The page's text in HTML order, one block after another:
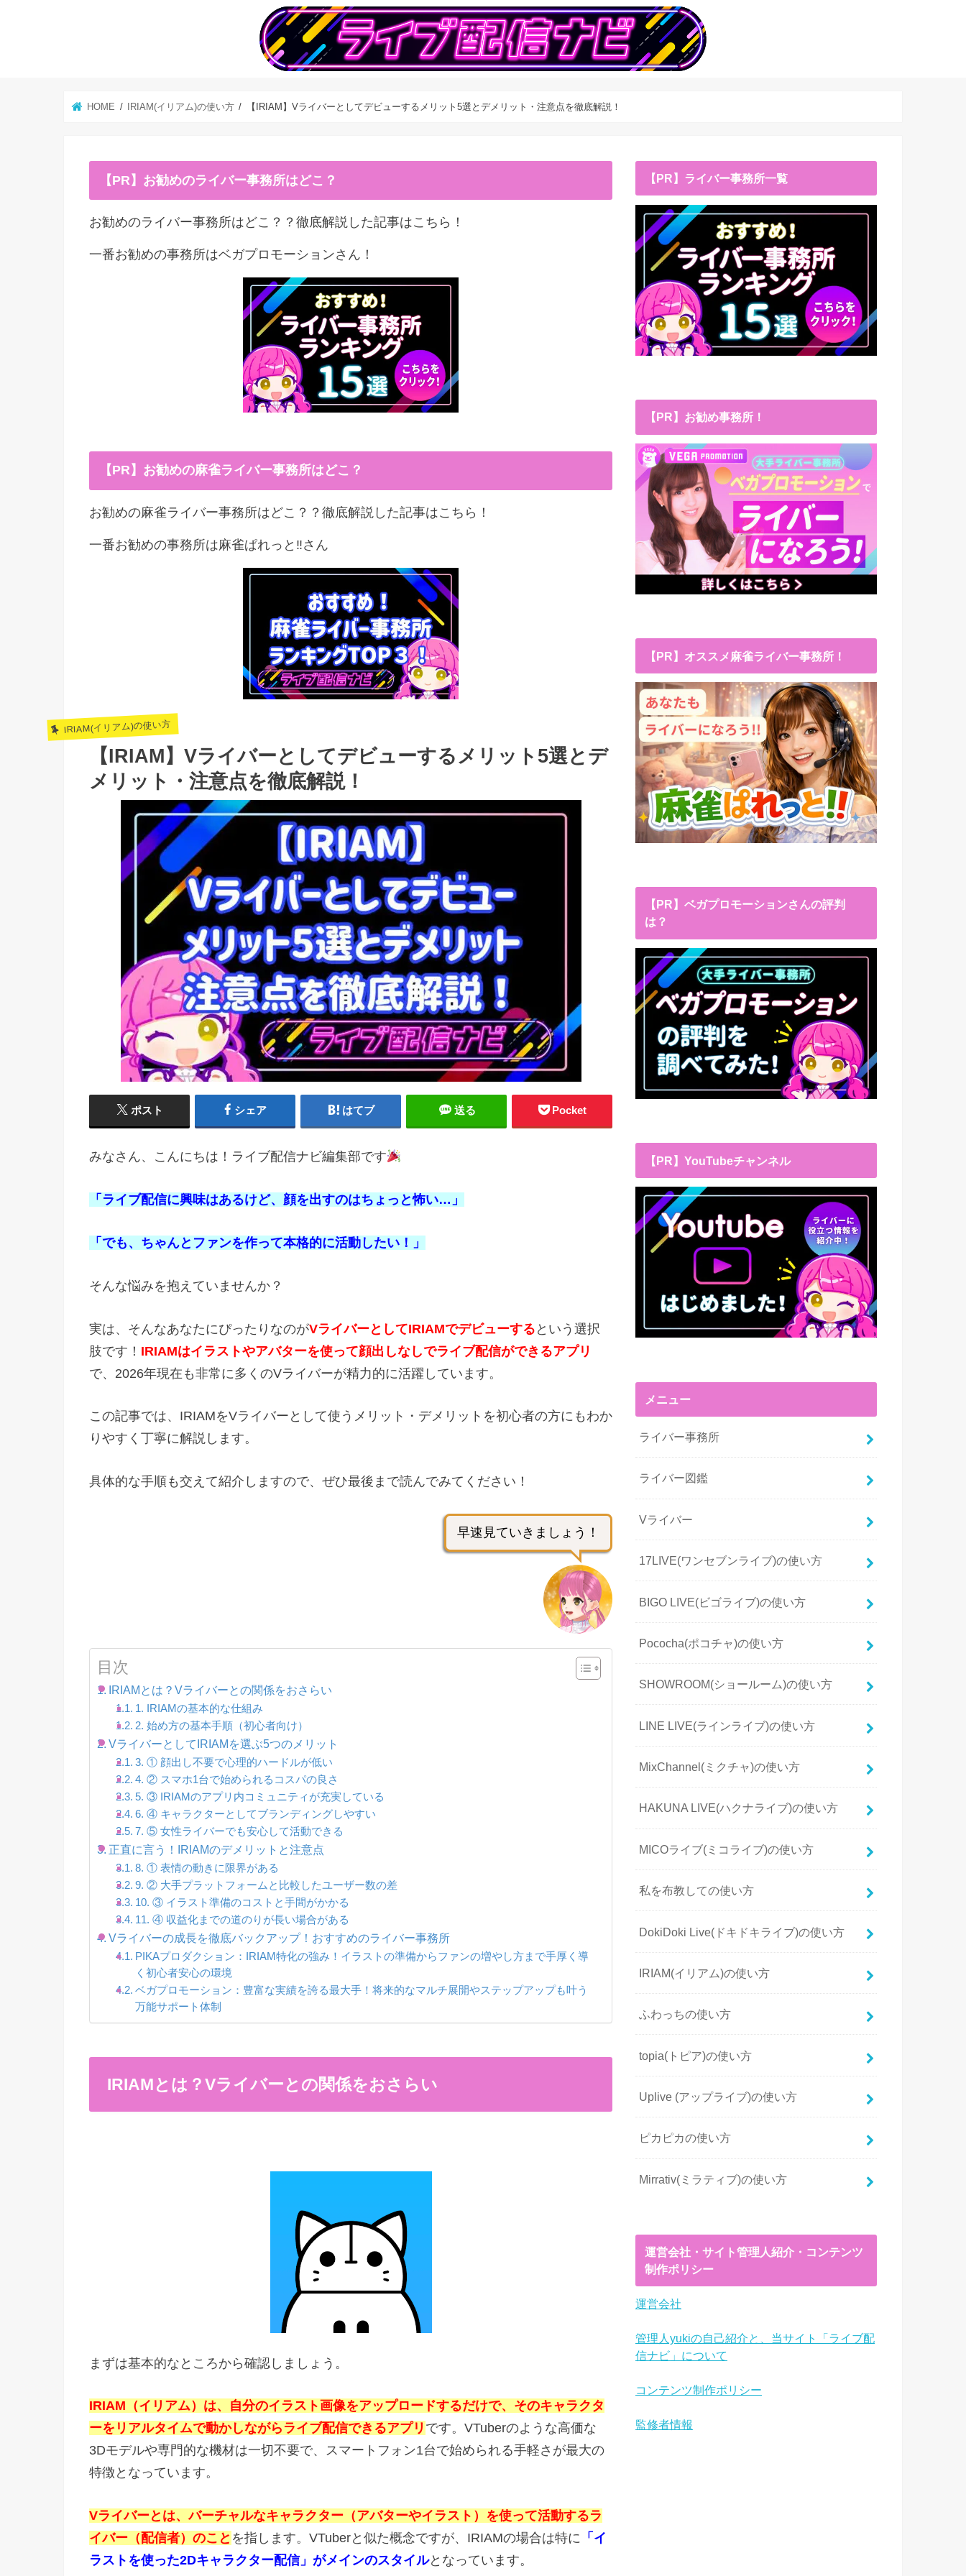
HOME IRIAM(イリアム)の使い方 【IRIAM】Vライバーとしてデビューするメリット5選とデメリット・注意点を徹底解説！
【PR】お勧めのライバー事務所はどこ？
お勧めのライバー事務所はどこ？？徹底解説した記事はこちら！
一番お勧めの事務所はベガプロモーションさん！
【PR】お勧めの麻雀ライバー事務所はどこ？
お勧めの麻雀ライバー事務所はどこ？？徹底解説した記事はこちら！
一番お勧めの事務所は麻雀ぱれっと‼︎さん
IRIAM(イリアム)の使い方
【IRIAM】Vライバーとしてデビューするメリット5選とデ
メリット・注意点を徹底解説！
ポスト シェア はてブ 送る Pocket
みなさん、こんにちは！ライブ配信ナビ編集部です
「ライブ配信に興味はあるけど、顔を出すのはちょっと怖い…」
「でも、ちゃんとファンを作って本格的に活動したい！」
そんな悩みを抱えていませんか？
実は、そんなあなたにぴったりなのがVライバーとしてIRIAMでデビューする という選択
肢です！ IRIAMはイラストやアバターを使って顔出しなしでライブ配信ができるアプリ
で、2026年現在も非常に多くのVライバーが精力的に活躍しています。
この記事では、IRIAMをVライバーとして使うメリット・デメリットを初心者の方にもわか
りやすく丁寧に解説します。
具体的な手順も交えて紹介しますので、ぜひ最後まで読んでみてください！
早速見ていきましょう！
目次
IRIAMとは？Vライバーとの関係をおさらい
1. IRIAMの基本的な仕組み
2. 始め方の基本手順（初心者向け）
VライバーとしてIRIAMを選ぶ5つのメリット
3. ① 顔出し不要で心理的ハードルが低い
4. ② スマホ1台で始められるコスパの良さ
5. ③ IRIAMのアプリ内コミュニティが充実している
6. ④ キャラクターとしてブランディングしやすい
7. ⑤ 女性ライバーでも安心して活動できる
正直に言う！IRIAMのデメリットと注意点
8. ① 表情の動きに限界がある
9. ② 大手プラットフォームと比較したユーザー数の差
10. ③ イラスト準備のコストと手間がかかる
11. ④ 収益化までの道のりが長い場合がある
Vライバーの成長を徹底バックアップ！おすすめのライバー事務所
PIKAプロダクション：IRIAM特化の強み！イラストの準備からファンの増やし方まで手厚く導
く初心者安心の環境
ベガプロモーション：豊富な実績を誇る最大手！将来的なマルチ展開やステップアップも叶う
万能サポート体制
IRIAMとは？Vライバーとの関係をおさらい
まずは基本的なところから確認しましょう。
IRIAM（イリアム）は、自分のイラスト画像をアップロードするだけで、そのキャラクタ
ーをリアルタイムで動かしながらライブ配信できるアプリ です。VTuberのような高価な
3Dモデルや専門的な機材は一切不要で、スマートフォン1台で始められる手軽さが最大の
特徴となっています。
Vライバーとは、バーチャルなキャラクター（アバターやイラスト）を使って活動するラ
イバー（配信者）のこと を指します。VTuberと似た概念ですが、IRIAMの場合は特に 「イ
ラストを使った2Dキャラクター配信」がメインのスタイルとなっています。
【PR】ライバー事務所一覧
【PR】お勧め事務所！
【PR】オススメ麻雀ライバー事務所！
【PR】ベガプロモーションさんの評判
は？
【PR】YouTubeチャンネル
メニュー
ライバー事務所
ライバー図鑑
Vライバー
17LIVE(ワンセブンライブ)の使い方
BIGO LIVE(ビゴライブ)の使い方
Pococha(ポコチャ)の使い方
SHOWROOM(ショールーム)の使い方
LINE LIVE(ラインライブ)の使い方
MixChannel(ミクチャ)の使い方
HAKUNA LIVE(ハクナライブ)の使い方
MICOライブ(ミコライブ)の使い方
私を布教しての使い方
DokiDoki Live(ドキドキライブ)の使い方
IRIAM(イリアム)の使い方
ふわっちの使い方
topia(トピア)の使い方
Uplive (アップライブ)の使い方
ピカピカの使い方
Mirrativ(ミラティブ)の使い方
運営会社・サイト管理人紹介・コンテンツ
制作ポリシー
運営会社
管理人yukiの自己紹介と、当サイト「ライブ配
信ナビ」について
コンテンツ制作ポリシー
監修者情報